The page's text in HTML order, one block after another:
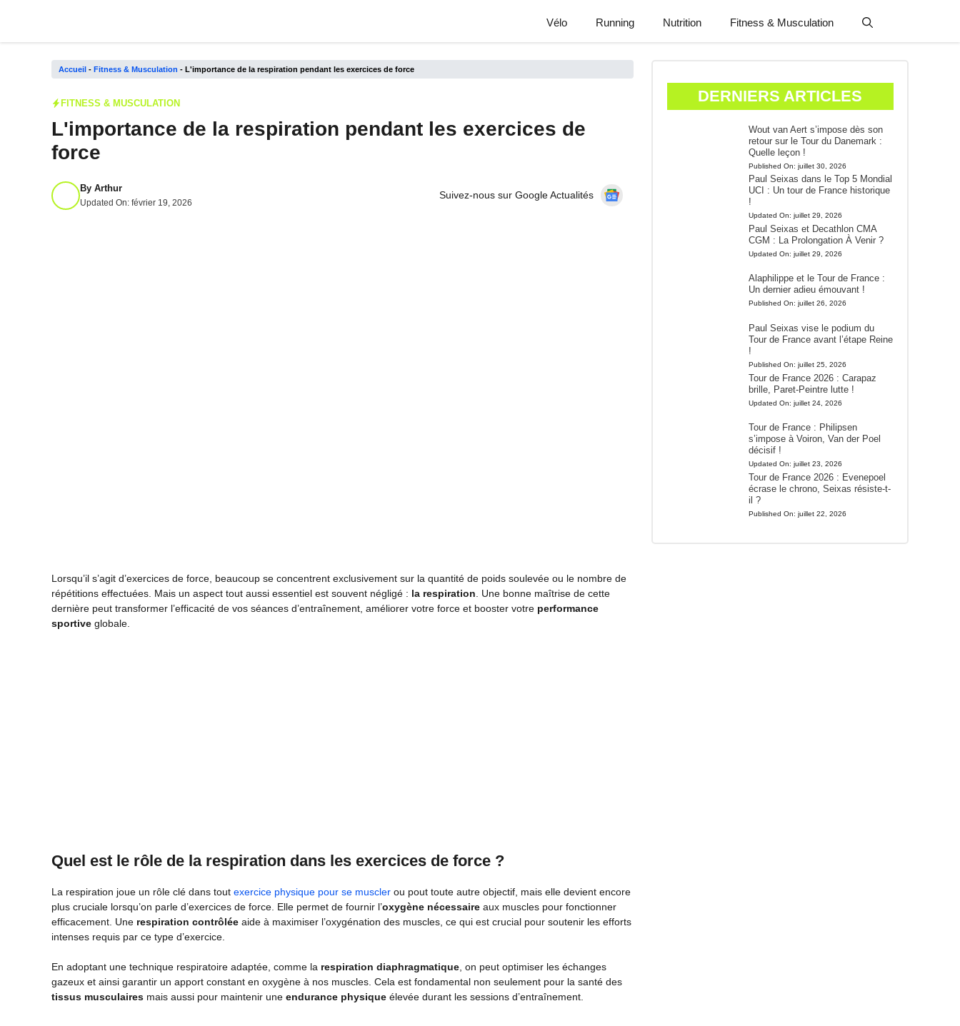
Vélo Running Nutrition Fitness & Musculation
Accueil - Fitness & Musculation - L'importance de la respiration pendant les exercices de force
FITNESS & MUSCULATION
L'importance de la respiration pendant les exercices de
force
By Arthur
Updated On: février 19, 2026
Suivez-nous sur Google Actualités
Lorsqu’il s’agit d’exercices de force, beaucoup se concentrent exclusivement sur la quantité de poids soulevée ou le nombre de
répétitions effectuées. Mais un aspect tout aussi essentiel est souvent négligé : la respiration. Une bonne maîtrise de cette
dernière peut transformer l’efficacité de vos séances d’entraînement, améliorer votre force et booster votre performance
sportive globale.
Quel est le rôle de la respiration dans les exercices de force ?
La respiration joue un rôle clé dans tout exercice physique pour se muscler ou pout toute autre objectif, mais elle devient encore
plus cruciale lorsqu’on parle d’exercices de force. Elle permet de fournir l’oxygène nécessaire aux muscles pour fonctionner
efficacement. Une respiration contrôlée aide à maximiser l’oxygénation des muscles, ce qui est crucial pour soutenir les efforts
intenses requis par ce type d’exercice.
En adoptant une technique respiratoire adaptée, comme la respiration diaphragmatique, on peut optimiser les échanges
gazeux et ainsi garantir un apport constant en oxygène à nos muscles. Cela est fondamental non seulement pour la santé des
tissus musculaires mais aussi pour maintenir une endurance physique élevée durant les sessions d’entraînement.
DERNIERS ARTICLES
Wout van Aert s’impose dès son
retour sur le Tour du Danemark :
Quelle leçon !
Published On: juillet 30, 2026
Paul Seixas dans le Top 5 Mondial
UCI : Un tour de France historique
!
Updated On: juillet 29, 2026
Paul Seixas et Decathlon CMA
CGM : La Prolongation À Venir ?
Updated On: juillet 29, 2026
Alaphilippe et le Tour de France :
Un dernier adieu émouvant !
Published On: juillet 26, 2026
Paul Seixas vise le podium du
Tour de France avant l’étape Reine
!
Published On: juillet 25, 2026
Tour de France 2026 : Carapaz
brille, Paret-Peintre lutte !
Updated On: juillet 24, 2026
Tour de France : Philipsen
s’impose à Voiron, Van der Poel
décisif !
Updated On: juillet 23, 2026
Tour de France 2026 : Evenepoel
écrase le chrono, Seixas résiste-t-
il ?
Published On: juillet 22, 2026